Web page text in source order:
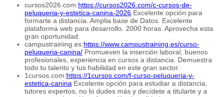
cursos2026.com:https://cursos2026.com/c-cursos-de-
peluqueria-y-estetica-canina-2026 Excelente opción para
formarte a distancia. Amplia base de Datos. Excelente
plataforma web para desarrollo. 2000 horas. Aprovecha esta
gran oportunidad.
campustraining.es:https://www.campustraining.es/curso-
peluqueria-canina/ Promueven la inserción laboral, buenos
profesionales, experiencia en cursos a distancia. Demuestra
todo tu talento y tus habilidad en este gran sector.
1cursos.com:https://1cursos.com/f-curso-peluqueria-y-
estetica-canina Excelente opción para estudiar a distancia,
tutores expertos, no lo dudes más y decídete a titularte y a